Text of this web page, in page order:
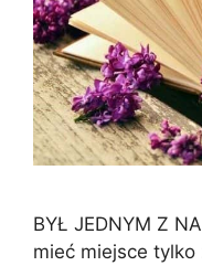
BYŁ JEDNYM Z
mieć miejsce